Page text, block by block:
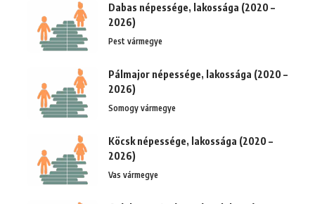
Dabas népessége, lakossága (2020 –
2026)
Pest vármegye
Pálmajor népessége, lakossága (2020 –
2026)
Somogy vármegye
Köcsk népessége, lakossága (2020 –
2026)
Vas vármegye